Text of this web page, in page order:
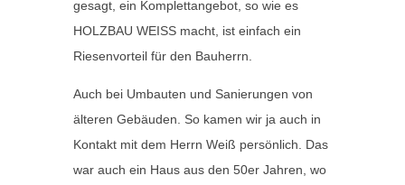
gesagt, ein Komplettangebot, so wie es
HOLZBAU WEISS macht, ist einfach ein
Riesenvorteil für den Bauherrn.
Auch bei Umbauten und Sanierungen von
älteren Gebäuden. So kamen wir ja auch in
Kontakt mit dem Herrn Weiß persönlich. Das
war auch ein Haus aus den 50er Jahren, wo